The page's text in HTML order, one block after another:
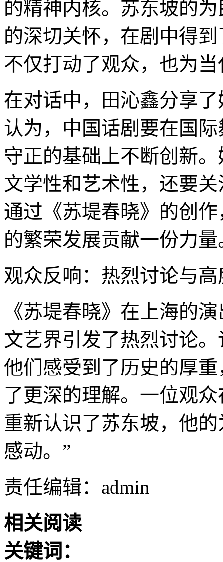
的精神内核。苏东坡的
的深切关怀，在剧中得
不仅打动了观众，也为
在对话中，田沁鑫分享
认为，中国话剧要在国
守正的基础上不断创新
文学性和艺术性，还要
通过《苏堤春晓》的创
的繁荣发展贡献一份力量
观众反响：热烈讨论与高
《苏堤春晓》在上海的
文艺界引发了热烈讨论
他们感受到了历史的厚
了更深的理解。一位观
重新认识了苏东坡，他
感动。”
责任编辑：admin
相关阅读
关键词：